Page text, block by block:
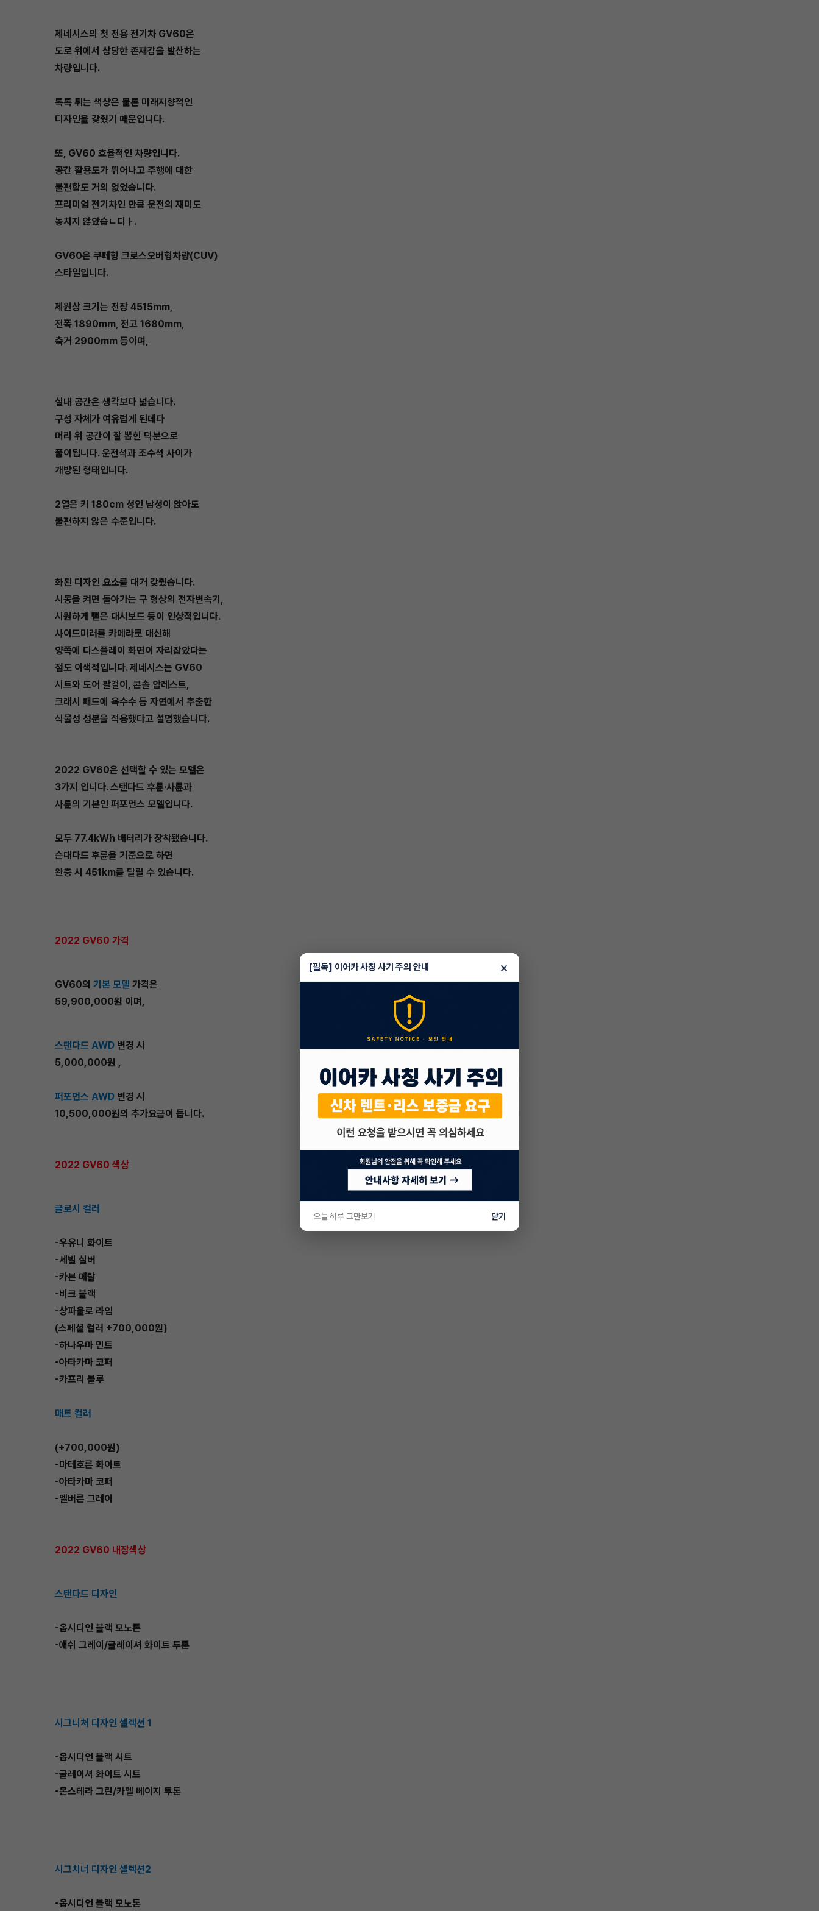
제네시스의 첫 전용 전기차 GV60은
도로 위에서 상당한 존재감을 발산하는
차량입니다.
톡톡 튀는 색상은 물론 미래지향적인
디자인을 갖췄기 때문입니다.
또, GV60 효율적인 차량입니다.
공간 활용도가 뛰어나고 주행에 대한
불편함도 거의 없었습니다.
프리미엄 전기차인 만큼 운전의 재미도
놓치지 않았습ㄴ디ㅏ.
GV60은 쿠페형 크로스오버형차량(CUV)
스타일입니다.
제원상 크기는 전장 4515mm,
전폭 1890mm, 전고 1680mm,
축거 2900mm 등이며,
실내 공간은 생각보다 넓습니다.
구성 자체가 여유럽게 된데다
머리 위 공간이 잘 뽑힌 덕분으로
풀이됩니다. 운전석과 조수석 사이가
개방된 형태입니다.
2열은 키 180cm 성인 남성이 앉아도
불편하지 않은 수준입니다.
화된 디자인 요소를 대거 갖췄습니다.
시동을 켜면 돌아가는 구 형상의 전자변속기,
시원하게 뻗은 대시보드 등이 인상적입니다.
사이드미러를 카메라로 대신해
양쪽에 디스플레이 화면이 자리잡았다는
점도 이색적입니다. 제네시스는 GV60
시트와 도어 팔걸이, 콘솔 암레스트,
크래시 패드에 옥수수 등 자연에서 추출한
식물성 성분을 적용했다고 설명했습니다.
2022 GV60은 선택할 수 있는 모델은
3가지 입니다. 스탠다드 후륜·사륜과
사륜의 기본인 퍼포먼스 모델입니다.
모두 77.4kWh 배터리가 장착됐습니다.
슨대다드 후륜을 기준으로 하면
완충 시 451km를 달릴 수 있습니다.
2022 GV60 가격
GV60의 기본 모델 가격은
59,900,000원 이며,
스탠다드 AWD 변경 시
5,000,000원 ,
퍼포먼스 AWD 변경 시
10,500,000원의 추가요금이 듭니다.
2022 GV60 색상
글로시 컬러
-우유니 화이트
-세빌 실버
-카본 메탈
-비크 블랙
-상파울로 라임
(스페셜 컬러 +700,000원)
-하나우마 민트
-아타카마 코퍼
-카프리 블루
매트 컬러
(+700,000원)
-마테호른 화이트
-아타카마 코퍼
-멜버른 그레이
2022 GV60 내장색상
스탠다드 디자인
-옵시디언 블랙 모노톤
-애쉬 그레이/글레이셔 화이트 투톤
시그니처 디자인 셀렉션 1
-옵시디언 블랙 시트
-글레이셔 화이트 시트
-몬스테라 그린/카멜 베이지 투톤
시그치너 디자인 셀렉션2
-옵시디언 블랙 모노톤
[필독] 이어카 사칭 사기 주의 안내 ×
오늘 하루 그만보기 닫기